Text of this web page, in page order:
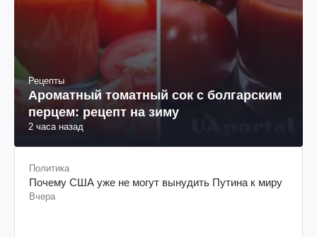
Рецепты
Ароматный томатный сок с болгарским
перцем: рецепт на зиму
Политика
Почему США уже не могут вынудить Путина к миру